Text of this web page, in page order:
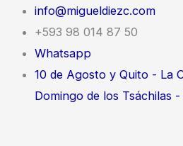
info@migueldiezc.com
+593 98 014 87 50
Whatsapp
10 de Agosto y Quito - La
Domingo de los Tsáchilas